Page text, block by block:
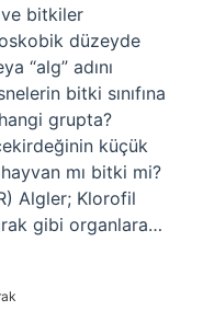
bitkiler
düzeyde
“alg” adını
bitki sınıfına
grupta?
küçük
mı bitki mi?
Algler; Klorofil
gibi organlara…